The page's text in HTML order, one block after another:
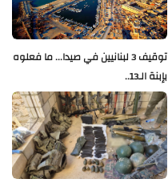
توقيف 3 لبنانيين في صيدا... ما فعلوه
بإبنة الـ13..